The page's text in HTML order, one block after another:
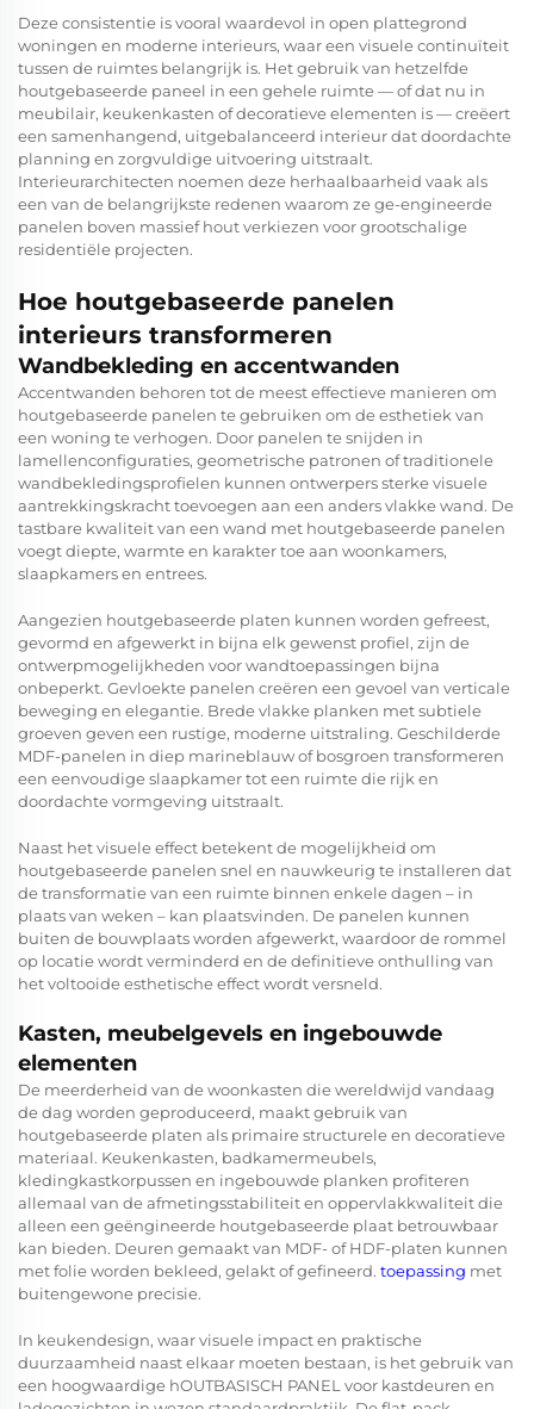
Deze consistentie is vooral waardevol in open plattegrond
woningen en moderne interieurs, waar een visuele continuïteit
tussen de ruimtes belangrijk is. Het gebruik van hetzelfde
houtgebaseerde paneel in een gehele ruimte — of dat nu in
meubilair, keukenkasten of decoratieve elementen is — creëert
een samenhangend, uitgebalanceerd interieur dat doordachte
planning en zorgvuldige uitvoering uitstraalt.
Interieurarchitecten noemen deze herhaalbaarheid vaak als
een van de belangrijkste redenen waarom ze ge-engineerde
panelen boven massief hout verkiezen voor grootschalige
residentiële projecten.
Hoe houtgebaseerde panelen
interieurs transformeren
Wandbekleding en accentwanden
Accentwanden behoren tot de meest effectieve manieren om
houtgebaseerde panelen te gebruiken om de esthetiek van
een woning te verhogen. Door panelen te snijden in
lamellenconfiguraties, geometrische patronen of traditionele
wandbekledingsprofielen kunnen ontwerpers sterke visuele
aantrekkingskracht toevoegen aan een anders vlakke wand. De
tastbare kwaliteit van een wand met houtgebaseerde panelen
voegt diepte, warmte en karakter toe aan woonkamers,
slaapkamers en entrees.
Aangezien houtgebaseerde platen kunnen worden gefreest,
gevormd en afgewerkt in bijna elk gewenst profiel, zijn de
ontwerpmogelijkheden voor wandtoepassingen bijna
onbeperkt. Gevloekte panelen creëren een gevoel van verticale
beweging en elegantie. Brede vlakke planken met subtiele
groeven geven een rustige, moderne uitstraling. Geschilderde
MDF-panelen in diep marineblauw of bosgroen transformeren
een eenvoudige slaapkamer tot een ruimte die rijk en
doordachte vormgeving uitstraalt.
Naast het visuele effect betekent de mogelijkheid om
houtgebaseerde panelen snel en nauwkeurig te installeren dat
de transformatie van een ruimte binnen enkele dagen – in
plaats van weken – kan plaatsvinden. De panelen kunnen
buiten de bouwplaats worden afgewerkt, waardoor de rommel
op locatie wordt verminderd en de definitieve onthulling van
het voltooide esthetische effect wordt versneld.
Kasten, meubelgevels en ingebouwde
elementen
De meerderheid van de woonkasten die wereldwijd vandaag
de dag worden geproduceerd, maakt gebruik van
houtgebaseerde platen als primaire structurele en decoratieve
materiaal. Keukenkasten, badkamermeubels,
kledingkastkorpussen en ingebouwde planken profiteren
allemaal van de afmetingsstabiliteit en oppervlakkwaliteit die
alleen een geëngineerde houtgebaseerde plaat betrouwbaar
kan bieden. Deuren gemaakt van MDF- of HDF-platen kunnen
met folie worden bekleed, gelakt of gefineerd. toepassing met
buitengewone precisie.
In keukendesign, waar visuele impact en praktische
duurzaamheid naast elkaar moeten bestaan, is het gebruik van
een hoogwaardige hOUTBASISCH PANEL voor kastdeuren en